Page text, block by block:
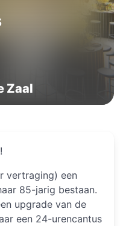
Zaal
vertraging) een
85-jarig bestaan.
upgrade van de
een 24-urencantus